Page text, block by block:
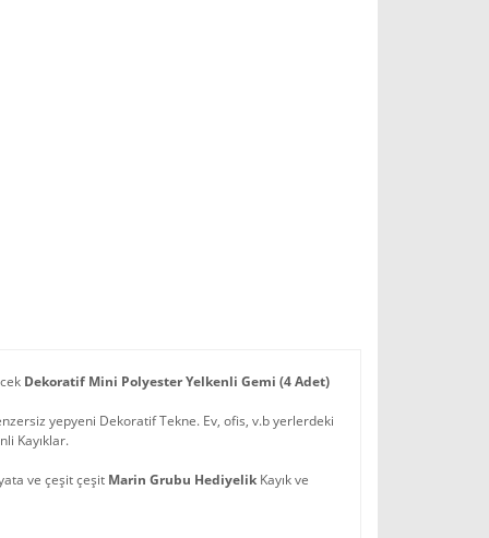
Dekoratif Mini Polyester Yelkenli Gemi (4 Adet)
yepyeni Dekoratif Tekne. Ev, ofis, v.b yerlerdeki
Kayıklar.
ve çeşit çeşit Marin Grubu Hediyelik Kayık ve